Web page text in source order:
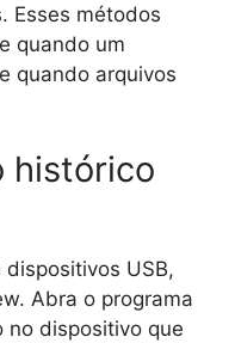
Esses métodos
quando um
quando arquivos
histórico
USB,
Abra o programa
no dispositivo que